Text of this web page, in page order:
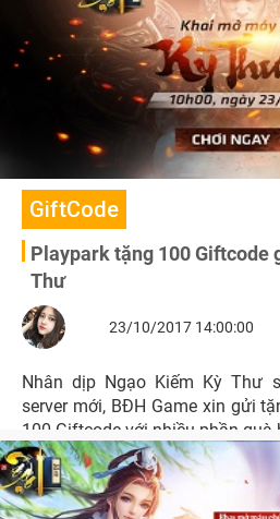
GiftCode
Playpark tặng 100 Giftcode
Thư
23/10/2017 14:00:00
Nhân dịp Ngạo Kiếm Kỳ Thư
server mới, BĐH Game xin gửi
100 Giftcode với nhiều phần quà